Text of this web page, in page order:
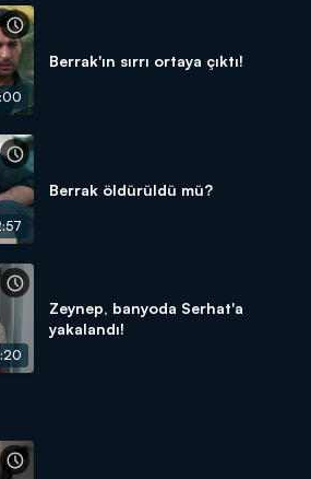
Berrak'ın sırrı ortaya çıktı!
Berrak öldürüldü mü?
Zeynep, banyoda Serhat'a
yakalandı!